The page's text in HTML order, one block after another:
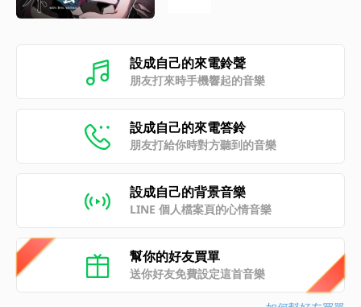
設成自己的來電鈴聲
朋友打來時手機響起的音樂
設成自己的來電答鈴
朋友打給你時對方聽到的音樂
設成自己的背景音樂
LINE 個人檔案頁的心情音樂
幫你的好友買單
送你好友免費設定這首音樂